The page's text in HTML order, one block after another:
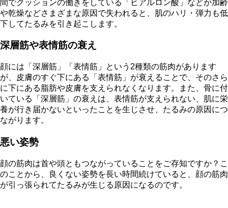
間でクッションの働きをしている「ヒアルロン酸」などが加齢
や乾燥などさまざまな原因で失われると、肌のハリ・弾力も低
下してたるみを引き起こします。
深層筋や表情筋の衰え
顔には「深層筋」「表情筋」という2種類の筋肉があります
が、皮膚のすぐ下にある「表情筋」が衰えることで、そのさら
に下にある脂肪や皮膚を支えられなくなります。また、骨に付
いている「深層筋」の衰えは、表情筋が支えられない、肌に栄
養が行き届かないといったことを生じさせ、たるみの原因につ
ながります。
悪い姿勢
顔の筋肉は首や頭ともつながっていることをご存知ですか？こ
のことから、良くない姿勢を長い時間続けていると、顔の筋肉
が引っ張られてたるみが生じる原因になるのです。